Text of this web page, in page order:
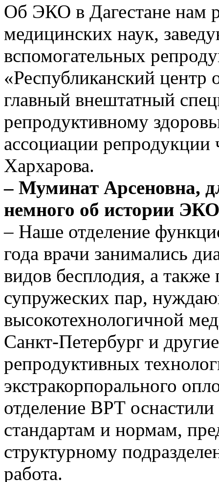
Об ЭКО в Дагестане нам
медицинских наук,
вспомогательных
«Республиканский
главный внештатный
репродуктивному
ассоциации
Хархарова.
– Муминат Арсеновна,
немного об истории
– Наше отделение
года врачи занимались
видов бесплодия, а
супружеских пар,
высокотехнологичной
Санкт­-Петербург и
репродуктивных
экстракорпорального
отделение ВРТ
стандартам и нормам,
структурному
работа.